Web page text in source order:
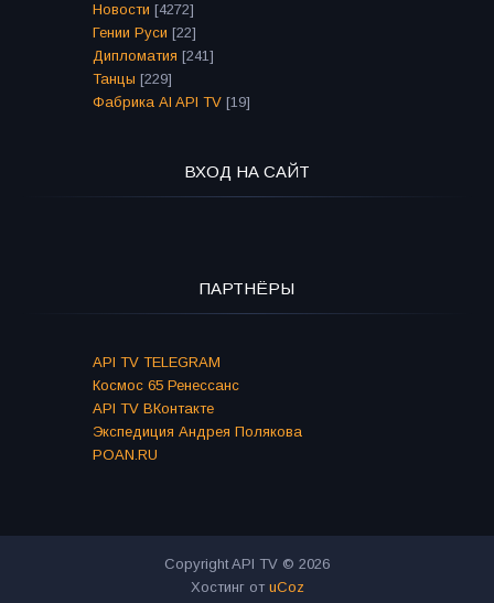
Новости [4272]
Гении Руси [22]
Дипломатия [241]
Танцы [229]
Фабрика AI API TV [19]
ВХОД НА САЙТ
ПАРТНЁРЫ
API TV TELEGRAM
Космос 65 Ренессанс
API TV ВКонтакте
Экспедиция Андрея Полякова
POAN.RU
Copyright API TV © 2026
Хостинг от uCoz